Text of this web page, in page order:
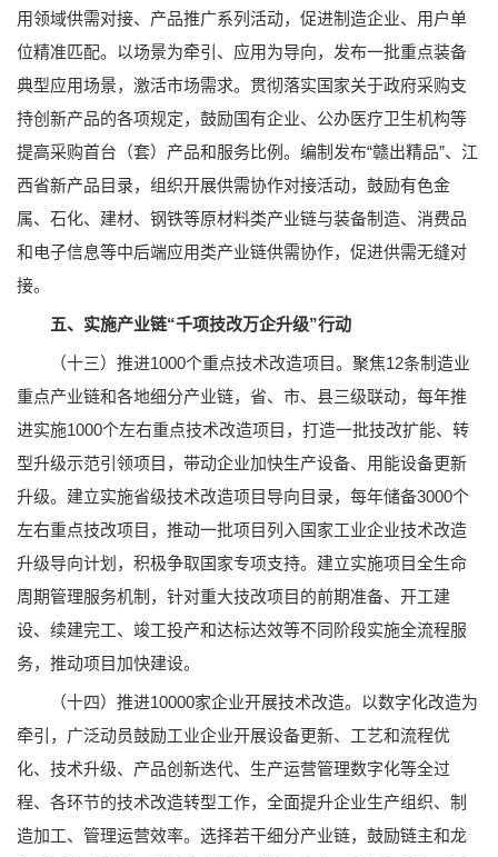
用领域供需对接、产品推广系列活动，促进制造企业、用户单
位精准匹配。以场景为牵引、应用为导向，发布一批重点装备
典型应用场景，激活市场需求。贯彻落实国家关于政府采购支
持创新产品的各项规定，鼓励国有企业、公办医疗卫生机构等
提高采购首台（套）产品和服务比例。编制发布“赣出精品”、江
西省新产品目录，组织开展供需协作对接活动，鼓励有色金
属、石化、建材、钢铁等原材料类产业链与装备制造、消费品
和电子信息等中后端应用类产业链供需协作，促进供需无缝对
接。
五、实施产业链“千项技改万企升级”行动
（十三）推进1000个重点技术改造项目。聚焦12条制造业
重点产业链和各地细分产业链，省、市、县三级联动，每年推
进实施1000个左右重点技术改造项目，打造一批技改扩能、转
型升级示范引领项目，带动企业加快生产设备、用能设备更新
升级。建立实施省级技术改造项目导向目录，每年储备3000个
左右重点技改项目，推动一批项目列入国家工业企业技术改造
升级导向计划，积极争取国家专项支持。建立实施项目全生命
周期管理服务机制，针对重大技改项目的前期准备、开工建
设、续建完工、竣工投产和达标达效等不同阶段实施全流程服
务，推动项目加快建设。
（十四）推进10000家企业开展技术改造。以数字化改造为
牵引，广泛动员鼓励工业企业开展设备更新、工艺和流程优
化、技术升级、产品创新迭代、生产运营管理数字化等全过
程、各环节的技术改造转型工作，全面提升企业生产组织、制
造加工、管理运营效率。选择若干细分产业链，鼓励链主和龙